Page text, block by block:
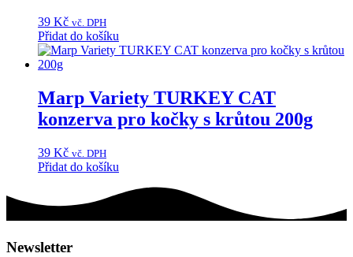
39 Kč vč. DPH
Přidat do košíku
Marp Variety TURKEY CAT
konzerva pro kočky s krůtou 200g
39 Kč vč. DPH
Přidat do košíku
Newsletter